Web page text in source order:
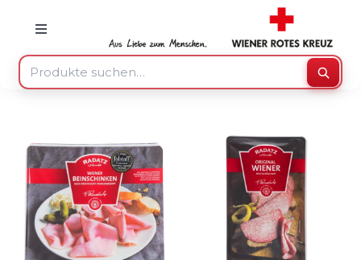
content
Toggle
Navigation
Warenkorb
Speisenzusteller
Suche